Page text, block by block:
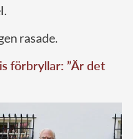
rasade.
förbryllar: ”Är det